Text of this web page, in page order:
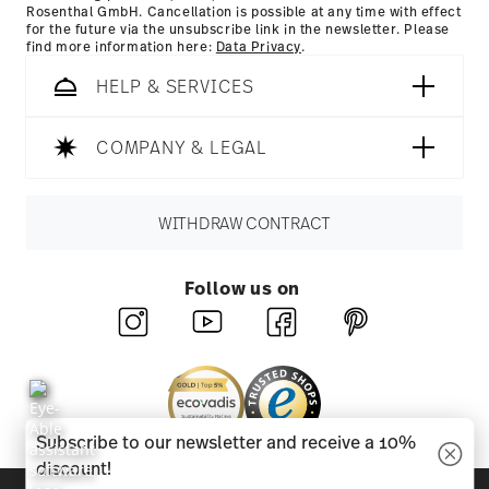
Rosenthal GmbH. Cancellation is possible at any time with effect
for the future via the unsubscribe link in the newsletter. Please
find more information here: Data Privacy.
HELP & SERVICES
COMPANY & LEGAL
WITHDRAW CONTRACT
Follow us on
Subscribe to our newsletter and receive a 10%
discount!